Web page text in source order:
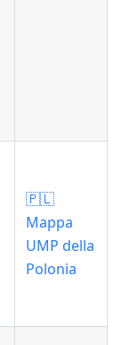
🇵🇱
Mappa
UMP della
Polonia